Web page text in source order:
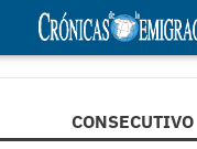
CONSECUTIVO